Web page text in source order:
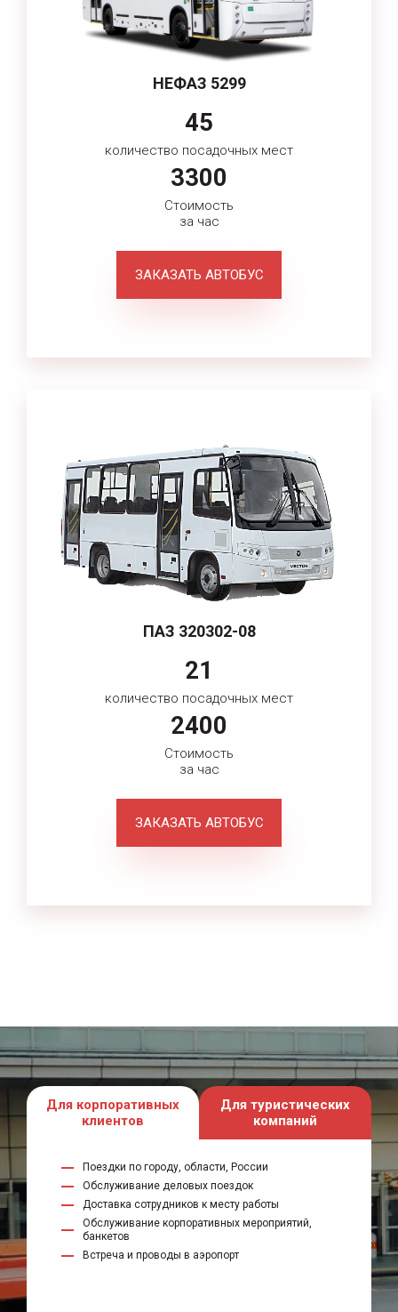
НЕФАЗ 5299
45
количество посадочных мест
3300
Стоимость
за час
ЗАКАЗАТЬ АВТОБУС
ПАЗ 320302-08
21
количество посадочных мест
2400
Стоимость
за час
ЗАКАЗАТЬ АВТОБУС
Для корпоративных
клиентов
Для туристических
компаний
Поездки по городу, области, России
Обслуживание деловых поездок
Доставка сотрудников к месту работы
Обслуживание корпоративных мероприятий,
банкетов
Встреча и проводы в аэропорт